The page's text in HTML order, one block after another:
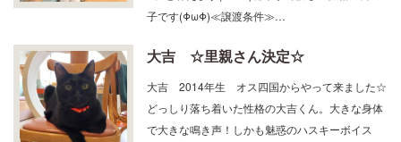
子です(ΦωΦ)≪譲渡条件≫…
大吉 ☆里親さん決定☆
大吉 2014年生 オス四国からやって来ました☆
どっしり落ち着いた性格の大吉くん。大きな身体
で大きな鳴き声！しかも魅惑のハスキーボイス